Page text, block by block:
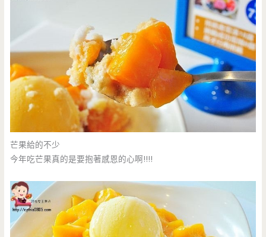
芒果給的不少
今年吃芒果真的是要抱著感恩的心啊!!!!